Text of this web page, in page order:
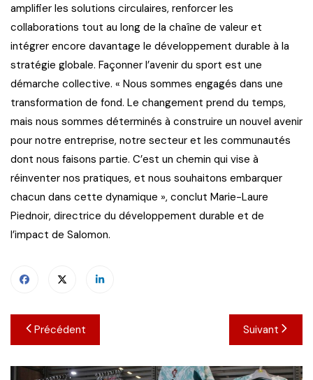
amplifier les solutions circulaires, renforcer les
collaborations tout au long de la chaîne de valeur et
intégrer encore davantage le développement durable à la
stratégie globale. Façonner l’avenir du sport est une
démarche collective. « Nous sommes engagés dans une
transformation de fond. Le changement prend du temps,
mais nous sommes déterminés à construire un nouvel avenir
pour notre entreprise, notre secteur et les communautés
dont nous faisons partie. C’est un chemin qui vise à
réinventer nos pratiques, et nous souhaitons embarquer
chacun dans cette dynamique », conclut Marie-Laure
Piednoir, directrice du développement durable et de
l’impact de Salomon.
Navigation
de
Précédent Suivant